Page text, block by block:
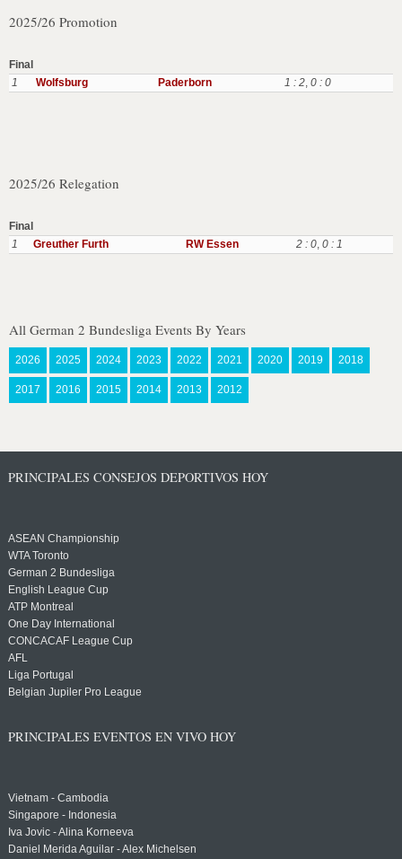
2025/26 Promotion
Final
1
Wolfsburg Paderborn 1 : 2, 0 : 0
2025/26 Relegation
Final
1
Greuther Furth RW Essen 2 : 0, 0 : 1
All German 2 Bundesliga Events By Years
2026 2025 2024 2023 2022 2021 2020 2019 2018
2017 2016 2015 2014 2013 2012
PRINCIPALES CONSEJOS DEPORTIVOS HOY
ASEAN Championship
WTA Toronto
German 2 Bundesliga
English League Cup
ATP Montreal
One Day International
CONCACAF League Cup
AFL
Liga Portugal
Belgian Jupiler Pro League
PRINCIPALES EVENTOS EN VIVO HOY
Vietnam - Cambodia
Singapore - Indonesia
Iva Jovic - Alina Korneeva
Daniel Merida Aguilar - Alex Michelsen